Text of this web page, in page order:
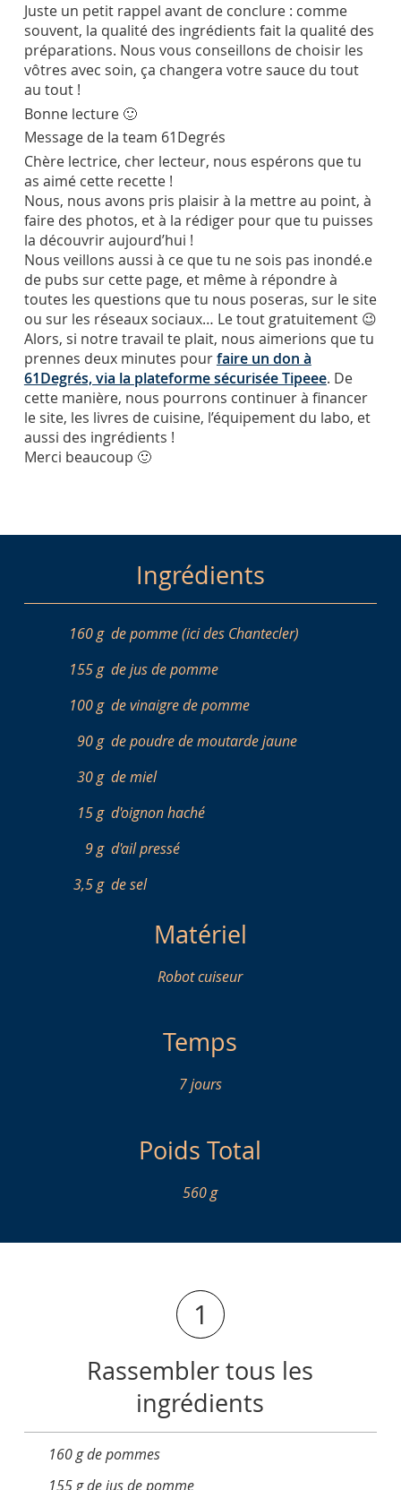
Juste un petit rappel avant de conclure : comme
souvent, la qualité des ingrédients fait la qualité des
préparations. Nous vous conseillons de choisir les
vôtres avec soin, ça changera votre sauce du tout
au tout !
Bonne lecture 🙂
Message de la team 61Degrés
Chère lectrice, cher lecteur, nous espérons que tu
as aimé cette recette !
Nous, nous avons pris plaisir à la mettre au point, à
faire des photos, et à la rédiger pour que tu puisses
la découvrir aujourd’hui !
Nous veillons aussi à ce que tu ne sois pas inondé.e
de pubs sur cette page, et même à répondre à
toutes les questions que tu nous poseras, sur le site
ou sur les réseaux sociaux… Le tout gratuitement 😉
Alors, si notre travail te plait, nous aimerions que tu
prennes deux minutes pourfaire un don à
61Degrés, via la plateforme sécurisée Tipeee. De
cette manière, nous pourrons continuer à financer
le site, les livres de cuisine, l’équipement du labo, et
aussi des ingrédients !
Merci beaucoup 🙂
Ingrédients
160 g de pomme (ici des Chantecler)
155 g de jus de pomme
100 g de vinaigre de pomme
90 g de poudre de moutarde jaune
30 g de miel
15 g d'oignon haché
9 g d'ail pressé
3,5 g de sel
Matériel
Robot cuiseur
Temps
7 jours
Poids Total
560 g
1
Rassembler tous les
ingrédients
160 g de pommes
155 g de jus de pomme